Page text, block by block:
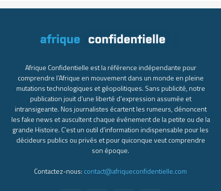
Afrique Confidentielle est la référence indépendante pour
comprendre l’Afrique en mouvement dans un monde en pleine
mutations technologiques et géopolitiques. Sans publicité, notre
publication jouit d’une liberté d’expression assumée et
intransigeante. Nos journalistes écartent les rumeurs, dénoncent
les fake news et auscultent chaque événement de la petite ou de la
grande Histoire. C’est un outil d’information indispensable pour les
décideurs publics ou privés et pour quiconque veut comprendre
son époque.
Contactez-nous: contact@afriqueconfidentielle.com